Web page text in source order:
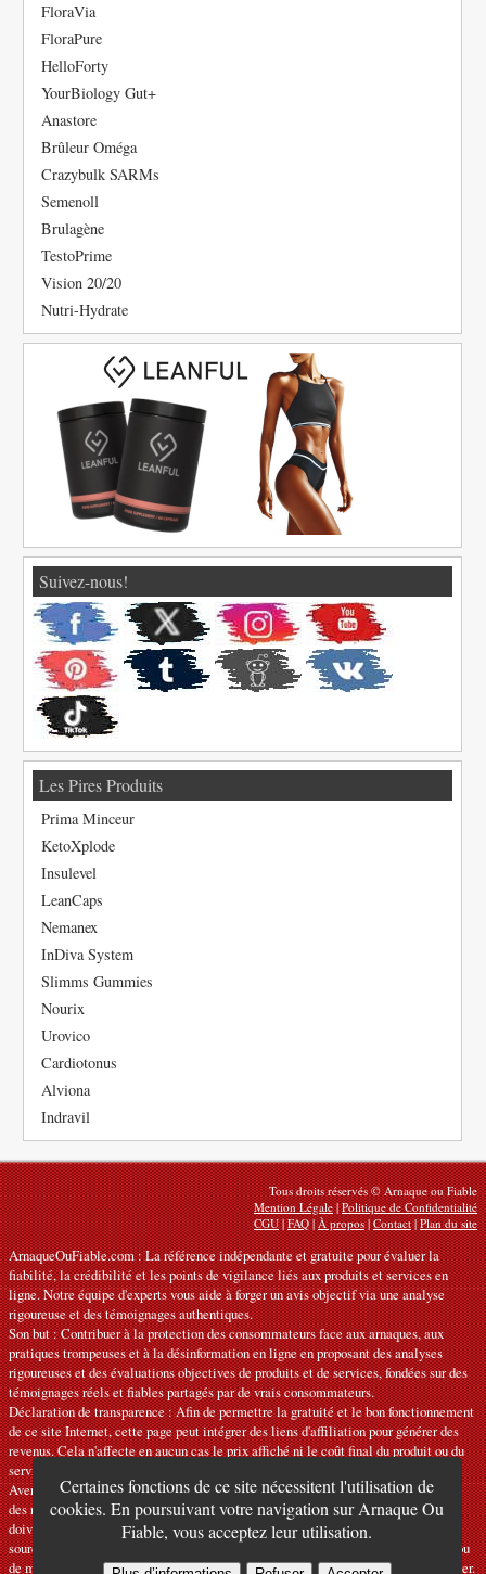
Certaines fonctions de ce site nécessitent l'utilisation de
cookies. En poursuivant votre navigation sur Arnaque Ou
Fiable, vous acceptez leur utilisation.
FloraVia
FloraPure
HelloForty
YourBiology Gut+
Anastore
Brûleur Oméga
Crazybulk SARMs
Semenoll
Brulagène
TestoPrime
Vision 20/20
Nutri-Hydrate
Suivez-nous!
Les Pires Produits
Prima Minceur
KetoXplode
Insulevel
LeanCaps
Nemanex
InDiva System
Slimms Gummies
Nourix
Urovico
Cardiotonus
Alviona
Indravil
Tous droits réservés © Arnaque ou Fiable
Mention Légale|Politique de Confidentialité
CGU|FAQ|À propos|Contact|Plan du site
ArnaqueOuFiable.com : La référence indépendante et gratuite pour évaluer la
fiabilité, la crédibilité et les points de vigilance liés aux produits et services en
ligne. Notre équipe d'experts vous aide à forger un avis objectif via une analyse
rigoureuse et des témoignages authentiques.
Son but : Contribuer à la protection des consommateurs face aux arnaques, aux
pratiques trompeuses et à la désinformation en ligne en proposant des analyses
rigoureuses et des évaluations objectives de produits et de services, fondées sur des
témoignages réels et fiables partagés par de vrais consommateurs.
Déclaration de transparence : Afin de permettre la gratuité et le bon fonctionnement
de ce site Internet, cette page peut intégrer des liens d'affiliation pour générer des
revenus. Cela n'affecte en aucun cas le prix affiché ni le coût final du produit ou du
service.
Avertissements : Nos articles expriment des avis personnels et ne constituent pas
des recommandations officielles. Les informations fournies sont indicatives et
doivent être confirmées auprès du fabricant, du vendeur, du prestataire ou d’une
source officielle compétente. Nous déclinons toute responsabilité en cas d'erreur ou
de mauvaise utilisation. Si vous constatez une inexactitude, veuillez nous contacter.